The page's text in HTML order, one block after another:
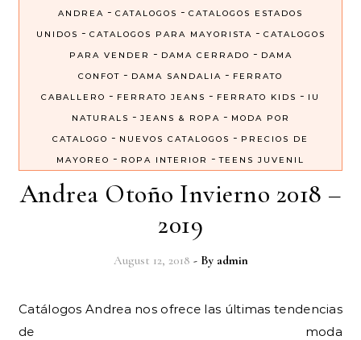
ANDREA - CATALOGOS - CATALOGOS ESTADOS
UNIDOS - CATALOGOS PARA MAYORISTA - CATALOGOS
PARA VENDER
- DAMA CERRADO - DAMA
CONFOT - DAMA SANDALIA - FERRATO
CABALLERO - FERRATO JEANS - FERRATO KIDS - IU
NATURALS - JEANS & ROPA - MODA POR
CATALOGO - NUEVOS CATALOGOS - PRECIOS DE
MAYOREO - ROPA INTERIOR -TEENS JUVENIL
Andrea Otoño Invierno 2018 –
2019
August 12, 2018 - By admin
Catálogos Andrea nos ofrece las últimas tendencias
de moda